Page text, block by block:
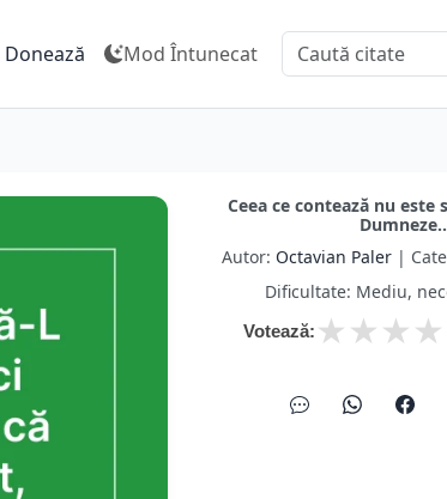
Donează Mod Întunecat
Ceea ce contează nu este
Autor: Octavian Paler|
Dificultate: Mediu,
Votează: ★
★
★
★